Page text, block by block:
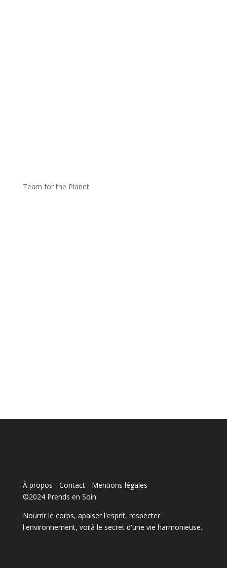
Team for the Planet
À propos - Contact- Mentions légales
©2024 Prends en Soin
Nourrir le corps, apaiser l'esprit, respecter
l'environnement, voilà le secret d'une vie harmonieuse.